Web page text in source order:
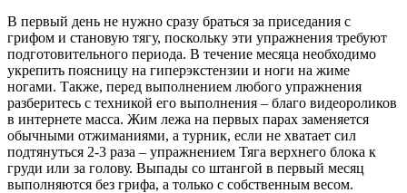
В первый день не нужно сразу браться за приседания с
грифом и становую тягу, поскольку эти упражнения требуют
подготовительного периода. В течение месяца необходимо
укрепить поясницу на гиперэкстензии и ноги на жиме
ногами. Также, перед выполнением любого упражнения
разберитесь с техникой его выполнения – благо видеороликов
в интернете масса. Жим лежа на первых парах заменяется
обычными отжиманиями, а турник, если не хватает сил
подтянуться 2-3 раза – упражнением Тяга верхнего блока к
груди или за голову. Выпады со штангой в первый месяц
выполняются без грифа, а только с собственным весом.